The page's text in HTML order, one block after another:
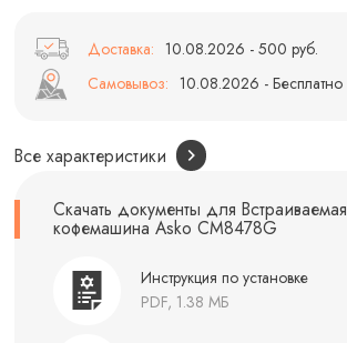
Доставка: 10.08.2026 - 500 руб.
Самовывоз: 10.08.2026 - Бесплатно
Все характеристики
Скачать документы для Встраиваемая
кофемашина Asko CM8478G
Инструкция по установке
PDF, 1.38 МБ